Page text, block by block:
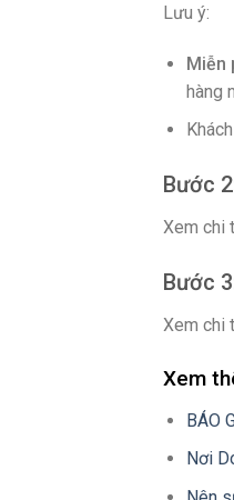
Lưu ý:
Miễn
hàng
Bước
Xem chi
Bước
Xem chi
Xem
BÁO
Nơi